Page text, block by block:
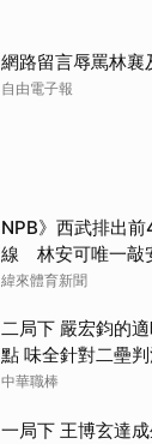
網路留言辱罵林
自由電子報
NPB》西武排出
線 林安可唯一敲
緯來體育新聞
二局下 嚴宏鈞的
點 味全針對二壘
（08/07 味全 VS
中華職棒
一局下 王博玄達